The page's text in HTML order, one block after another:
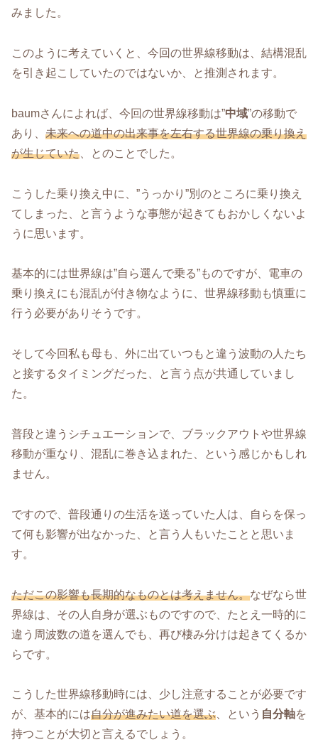
みました。
このように考えていくと、今回の世界線移動は、結構混乱
を引き起こしていたのではないか、と推測されます。
baumさんによれば、今回の世界線移動は”中域”の移動で
あり、 未来への道中の出来事を左右する世界線の乗り換え
が生じていた 、とのことでした。
こうした乗り換え中に、”うっかり”別のところに乗り換え
てしまった、と言うような事態が起きてもおかしくないよ
うに思います。
基本的には世界線は”自ら選んで乗る”ものですが、電車の
乗り換えにも混乱が付き物なように、世界線移動も慎重に
行う必要がありそうです。
そして今回私も母も、外に出ていつもと違う波動の人たち
と接するタイミングだった、と言う点が共通していまし
た。
普段と違うシチュエーションで、ブラックアウトや世界線
移動が重なり、混乱に巻き込まれた、という感じかもしれ
ません。
ですので、普段通りの生活を送っていた人は、自らを保っ
て何も影響が出なかった、と言う人もいたことと思いま
す。
ただこの影響も長期的なものとは考えません。なぜなら世
界線は、その人自身が選ぶものですので、たとえ一時的に
違う周波数の道を選んでも、再び棲み分けは起きてくるか
らです。
こうした世界線移動時には、少し注意することが必要です
が、基本的には自分が進みたい道を選ぶ 、という 自分軸を
持つことが大切と言えるでしょう。